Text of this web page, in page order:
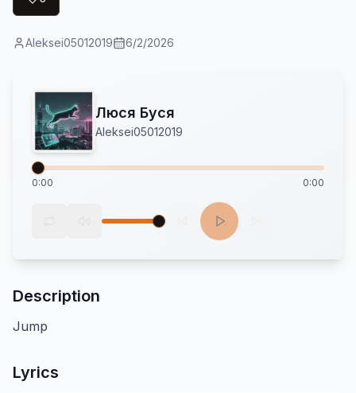
Aleksei05012019 6/2/2026
Люся Буся
Aleksei05012019
0:00 0:00
Description
Jump
Lyrics